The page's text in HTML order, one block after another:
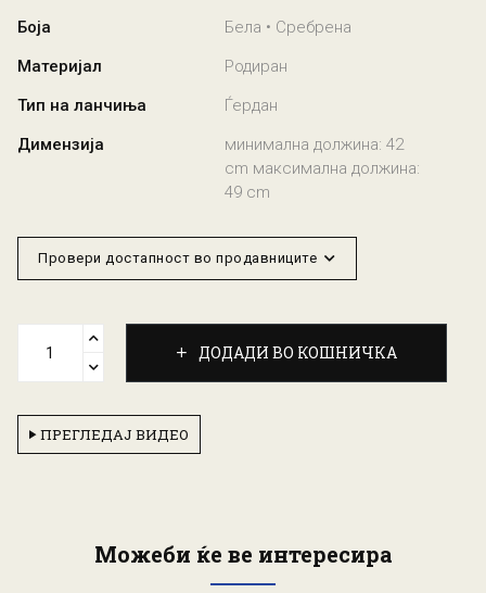
Боја
Бела • Сребрена
Материјал
Родиран
Тип на ланчиња
Ѓердан
Димензија
минимална должина: 42
cm максимална должина:
49 cm
Провери достапност во продавниците
ДОДАДИ ВО КОШНИЧКА
ПРЕГЛЕДАЈ ВИДЕО
Можеби ќе ве интересира